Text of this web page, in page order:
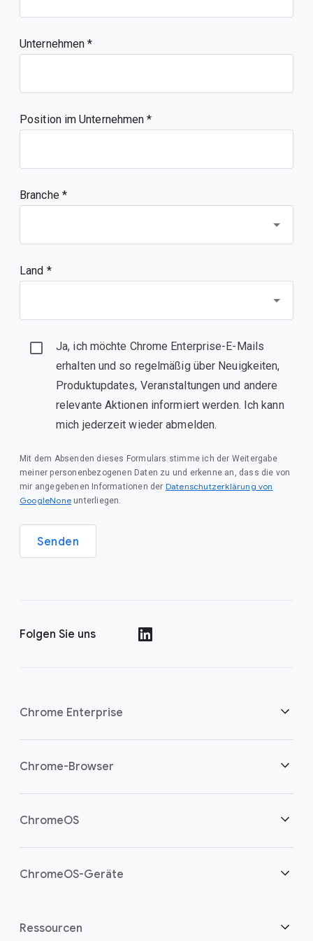
Unternehmen
Position im Unternehmen
Branche *
Land *
Ja, ich möchte Chrome Enterprise-E-Mails
erhalten und so regelmäßig über Neuigkeiten,
Produktupdates, Veranstaltungen und andere
relevante Aktionen informiert werden. Ich kann
mich jederzeit wieder abmelden.
Mit dem Absenden dieses Formulars stimme ich der Weitergabe
meiner personenbezogenen Daten zu und erkenne an, dass die von
mir angegebenen Informationen der Datenschutzerklärung von
GoogleNone unterliegen.
Senden
Folgen Sie uns
Chrome Enterprise
Sicherheit
Chrome-Browser
Übersicht
ChromeOS
Übersicht
ChromeOS-Geräte
Übersicht
Ressourcen